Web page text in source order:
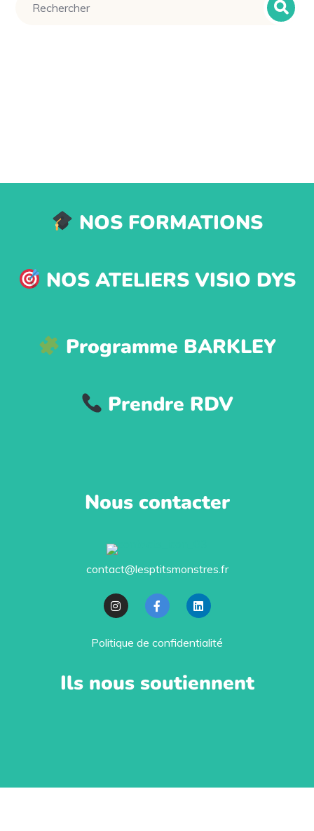
NOS FORMATIONS
NOS ATELIERS VISIO DYS
Programme BARKLEY
Prendre RDV
Nous contacter
contact@lesptitsmonstres.fr
Politique de confidentialité
Ils nous soutiennent